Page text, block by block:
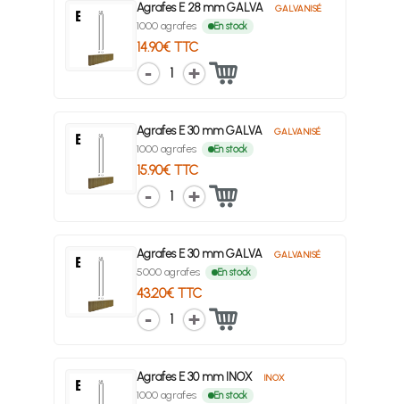
Agrafes E 28 mm GALVA GALVANISÉ
1000 agrafes En stock
14.90€ TTC
1
Agrafes E 30 mm GALVA GALVANISÉ
1000 agrafes En stock
15.90€ TTC
1
Agrafes E 30 mm GALVA GALVANISÉ
5000 agrafes En stock
43.20€ TTC
1
Agrafes E 30 mm INOX INOX
1000 agrafes En stock